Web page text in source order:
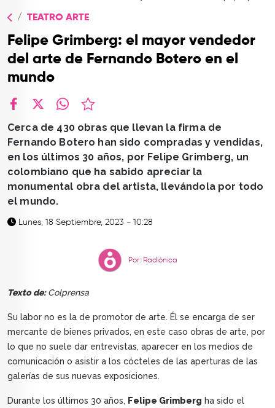
CONTACTO
TEATRO ARTE
Felipe Grimberg: el mayor vendedor
del arte de Fernando Botero en el
mundo
Cerca de 430 obras que llevan la firma de
Fernando Botero han sido compradas y vendidas,
en los últimos 30 años, por Felipe Grimberg, un
colombiano que ha sabido apreciar la
monumental obra del artista, llevándola por todo
el mundo.
Lunes, 18 Septiembre, 2023 - 10:28
Por: Radiónica
Texto de:Colprensa
Su labor no es la de promotor de arte. Él se encarga de ser
mercante de bienes privados, en este caso obras de arte, por
lo que no suele dar entrevistas, aparecer en los medios de
comunicación o asistir a los cócteles de las aperturas de las
galerías de sus nuevas exposiciones.
Durante los últimos 30 años, Felipe Grimberg ha sido el